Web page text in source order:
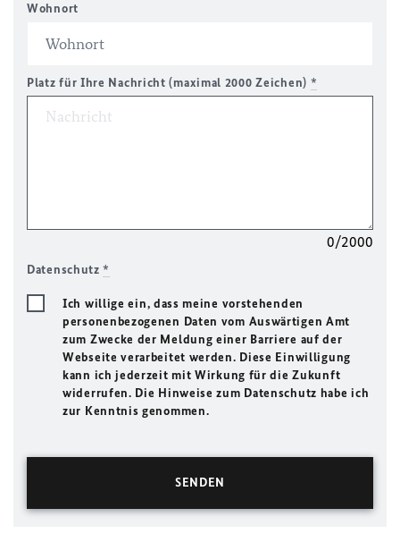
Wohnort
Platz für Ihre Nachricht (maximal 2000 Zeichen) *
0/2000
Datenschutz*
Ich willige ein, dass meine vorstehenden
personenbezogenen Daten vom Auswärtigen Amt
zum Zwecke der Meldung einer Barriere auf der
Webseite verarbeitet werden. Diese Einwilligung
kann ich jederzeit mit Wirkung für die Zukunft
widerrufen. Die Hinweise zum Datenschutz habe ich
zur Kenntnis genommen.